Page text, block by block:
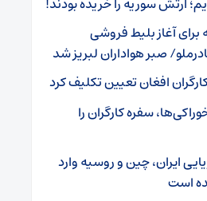
ساعته برای آغاز بلیط فروشی
صبر هواداران لبریز شد
افغان تعیین تکلیف کرد
سفره کارگران را
ایران، چین و روسیه وارد
است